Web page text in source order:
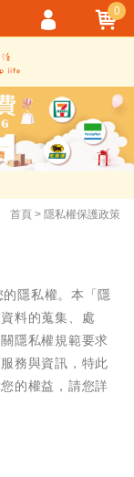
首頁 隱私權保護政策
0